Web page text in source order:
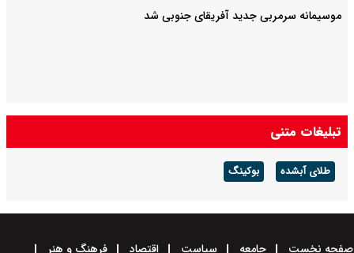
موسیمانه سرمربی جدید آفریقای جنوبی شد
تبلیغات متنی
طلای آبشده بوکینگ
صفحه نخست جامعه سیاست اقتصاد فرهنگ و هنر